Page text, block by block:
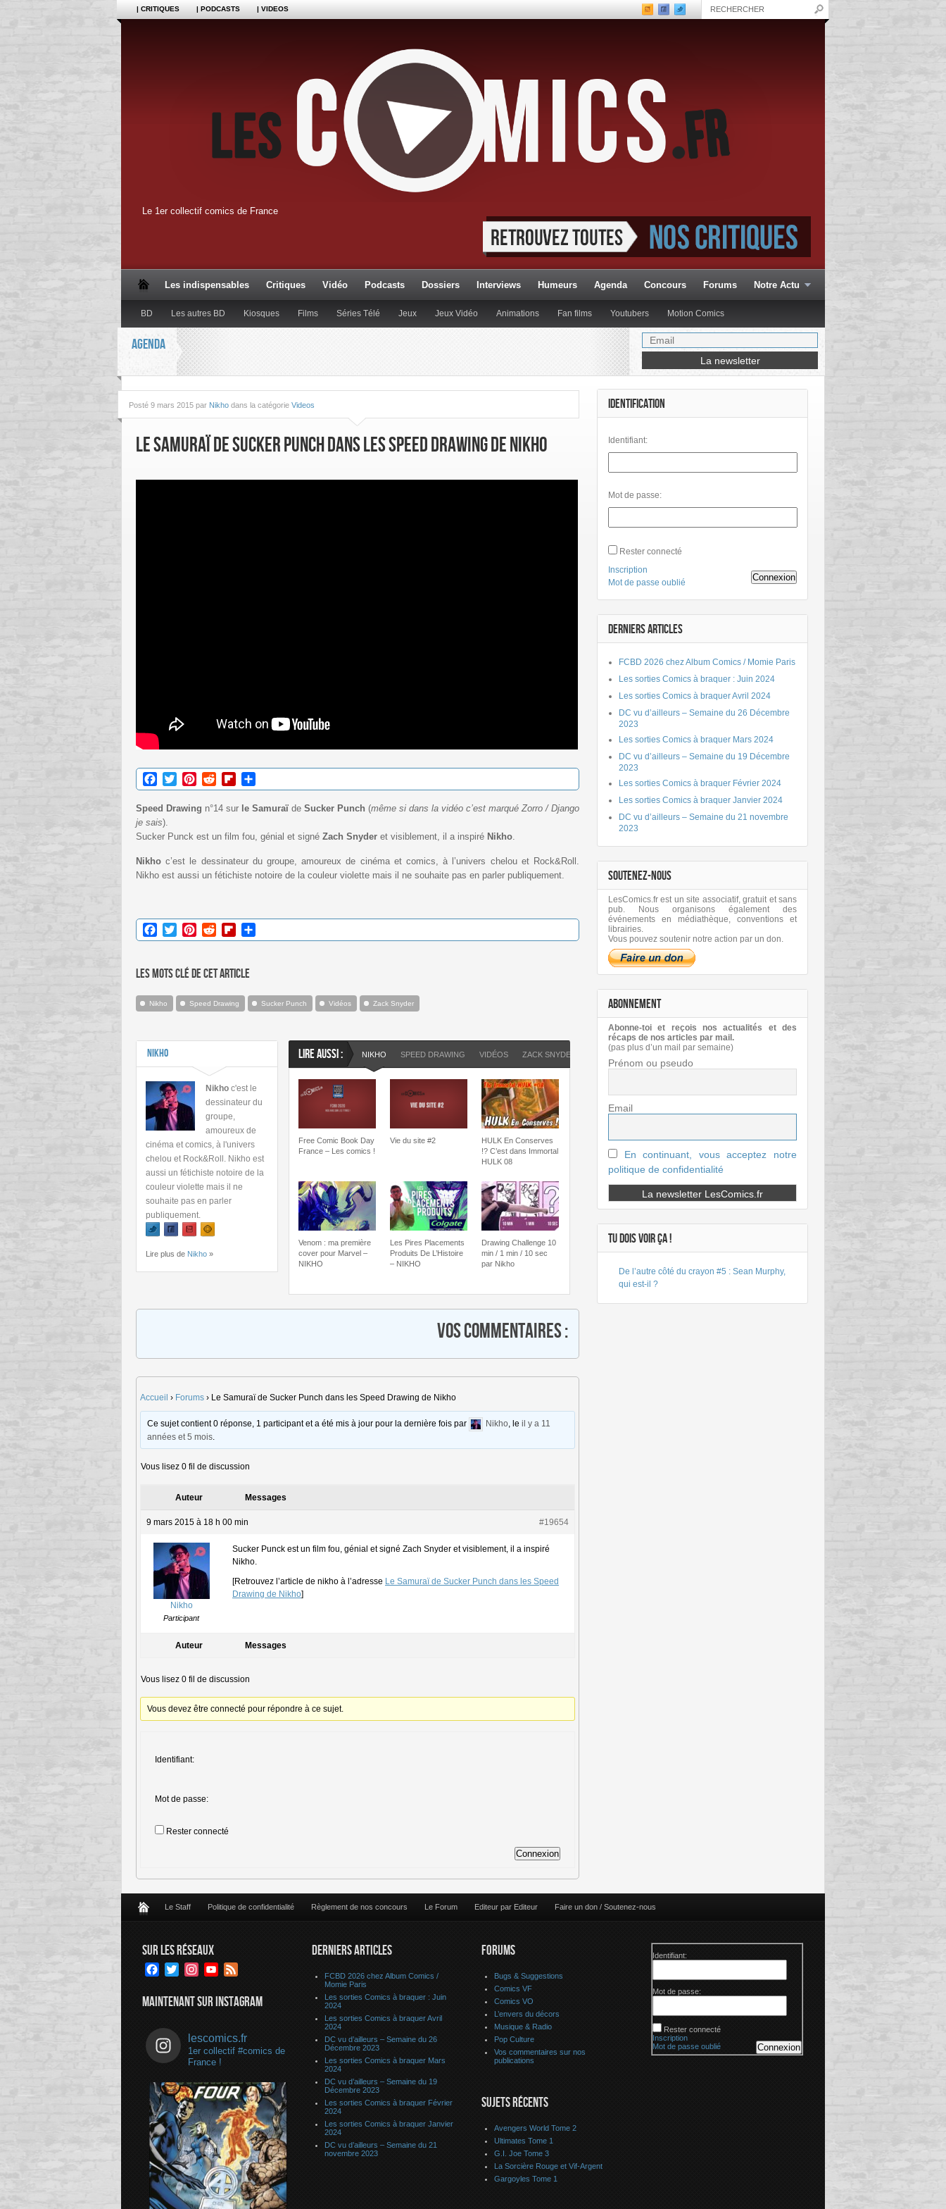
| CRITIQUES | PODCASTS | VIDEOS
Le 1er collectif comics de France
Les indispensables Critiques Vidéo Podcasts Dossiers Interviews Humeurs Agenda Concours Forums Notre Actu
BD Les autres BD Kiosques Films Séries Télé Jeux Jeux Vidéo Animations Fan films Youtubers Motion Comics
AGENDA
Posté 9 mars 2015 par Nikho dans la catégorie Videos
Le Samuraï de Sucker Punch dans les Speed Drawing de Nikho
Facebook
TwitterPinterestRedditFlipboard
Speed Drawing n°14 sur le Samuraï de Sucker Punch (même si dans la vidéo c’est marqué Zorro / Django
je sais).
Sucker Punck est un film fou, génial et signé Zach Snyder et visiblement, il a inspiré Nikho.
Nikho c’est le dessinateur du groupe, amoureux de cinéma et comics, à l’univers chelou et Rock&Roll.
Nikho est aussi un fétichiste notoire de la couleur violette mais il ne souhaite pas en parler publiquement.
Facebook
TwitterPinterestRedditFlipboard
Les mots clé de cet article
Nikho Speed Drawing Sucker Punch Vidéos Zack Snyder
Nikho
Nikho c'est le
dessinateur du
groupe,
amoureux de
cinéma et comics, à l'univers
chelou et Rock&Roll. Nikho est
aussi un fétichiste notoire de la
couleur violette mais il ne
souhaite pas en parler
publiquement.
Lire plus de Nikho »
LIRE AUSSI : NIKHO SPEED DRAWING VIDÉOS ZACK SNYDER
Free Comic Book Day
France – Les comics !
Vie du site #2
HULK En Conserves
!? C’est dans Immortal
HULK 08
Venom : ma première
cover pour Marvel –
NIKHO
Les Pires Placements
Produits De L’Histoire
– NIKHO
Drawing Challenge 10
min / 1 min / 10 sec
par Nikho
Vos commentaires :
Accueil › Forums › Le Samuraï de Sucker Punch dans les Speed Drawing de Nikho
Ce sujet contient 0 réponse, 1 participant et a été mis à jour pour la dernière fois par Nikho, leil y a 11
années et 5 mois.
Vous lisez 0 fil de discussion
Auteur Messages
9 mars 2015 à 18 h 00 min #19654
Nikho
Participant
Sucker Punck est un film fou, génial et signé Zach Snyder et visiblement, il a inspiré
Nikho.
[Retrouvez l’article de nikho à l’adresse Le Samuraï de Sucker Punch dans les Speed
Drawing de Nikho]
Auteur Messages
Vous lisez 0 fil de discussion
Vous devez être connecté pour répondre à ce sujet.
Identifiant:
Mot de passe:
Rester connecté
Connexion
IDENTIFICATION
Identifiant:
Mot de passe:
Rester connecté
Connexion
Inscription
Mot de passe oublié
DERNIERS ARTICLES
FCBD 2026 chez Album Comics / Momie Paris
Les sorties Comics à braquer : Juin 2024
Les sorties Comics à braquer Avril 2024
DC vu d’ailleurs – Semaine du 26 Décembre
2023
Les sorties Comics à braquer Mars 2024
DC vu d’ailleurs – Semaine du 19 Décembre
2023
Les sorties Comics à braquer Février 2024
Les sorties Comics à braquer Janvier 2024
DC vu d’ailleurs – Semaine du 21 novembre
2023
SOUTENEZ-NOUS
LesComics.fr est un site associatif, gratuit et sans
pub. Nous organisons également des
événements en médiathèque, conventions et
librairies.
Vous pouvez soutenir notre action par un don.
ABONNEMENT
Abonne-toi et reçois nos actualités et des
récaps de nos articles par mail.
(pas plus d’un mail par semaine)
Prénom ou pseudo
Email
En continuant, vous acceptez notre
politique de confidentialité
TU DOIS VOIR ÇA !
De l’autre côté du crayon #5 : Sean Murphy,
qui est-il ?
Le Staff Politique de confidentialité Règlement de nos concours Le Forum Editeur par Editeur Faire un don / Soutenez-nous
SUR LES RÉSEAUX
Facebook
TwitterInstagramYouTube
MAINTENANT SUR INSTAGRAM
lescomics.fr
1er collectif #comics de
France !
DERNIERS ARTICLES
FCBD 2026 chez Album Comics /
Momie Paris
Les sorties Comics à braquer : Juin
2024
Les sorties Comics à braquer Avril
2024
DC vu d’ailleurs – Semaine du 26
Décembre 2023
Les sorties Comics à braquer Mars
2024
DC vu d’ailleurs – Semaine du 19
Décembre 2023
Les sorties Comics à braquer Février
2024
Les sorties Comics à braquer Janvier
2024
DC vu d’ailleurs – Semaine du 21
novembre 2023
FORUMS
Bugs & Suggestions
Comics VF
Comics VO
L’envers du décors
Musique & Radio
Pop Culture
Vos commentaires sur nos
publications
SUJETS RÉCENTS
Avengers World Tome 2
Ultimates Tome 1
G.I. Joe Tome 3
La Sorcière Rouge et Vif-Argent
Gargoyles Tome 1
Identifiant:
Mot de passe:
Rester connecté
Connexion
Inscription
Mot de passe oublié